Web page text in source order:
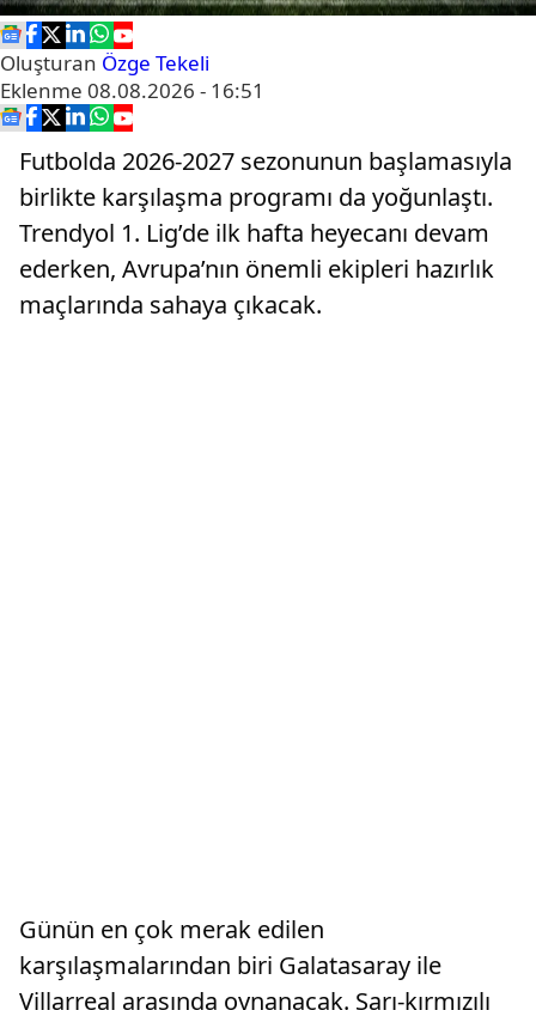
Oluşturan Özge Tekeli
Eklenme 08.08.2026 - 16:51
Futbolda 2026-2027 sezonunun başlamasıyla
birlikte karşılaşma programı da yoğunlaştı.
Trendyol 1. Lig’de ilk hafta heyecanı devam
ederken, Avrupa’nın önemli ekipleri hazırlık
maçlarında sahaya çıkacak.
Günün en çok merak edilen
karşılaşmalarından biri Galatasaray ile
Villarreal arasında oynanacak. Sarı-kırmızılı